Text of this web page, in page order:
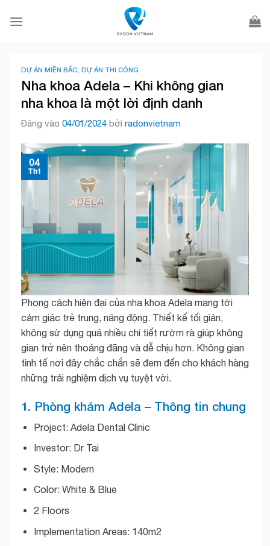
qua
DỰ ÁN MIỀN BẮC ,DỰ ÁN THI CÔNG
Nha khoa Adela – Khi không gian
nha khoa là một lời định danh
Đăng vào 04/01/2024 bởi radonvietnam
04
Th1
Phong cách hiện đại của nha khoa Adela mang tới
cảm giác trẻ trung, năng động. Thiết kế tối giản,
không sử dụng quá nhiều chi tiết rườm rà giúp không
gian trở nên thoáng đãng và dễ chịu hơn. Không gian
tinh tế nơi đây chắc chắn sẽ đem đến cho khách hàng
những trải nghiệm dịch vụ tuyệt vời.
1. Phòng khám Adela – Thông tin chung
Project: Adela Dental Clinic
Investor: Dr Tai
Style: Modern
Color: White & Blue
2 Floors
Implementation Areas: 140m2